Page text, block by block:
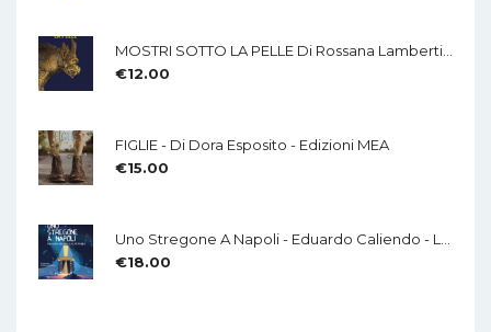
€12.00
FIGLIE - Di Dora Esposito - Edizioni MEA
€15.00
€18.00